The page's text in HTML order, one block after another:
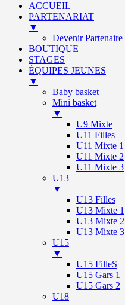
ACCUEIL
PARTENARIAT
▼
Devenir Partenaire
BOUTIQUE
STAGES
ÉQUIPES JEUNES
▼
Baby basket
Mini basket
▼
U9 Mixte
U11 Filles
U11 Mixte 1
U11 Mixte 2
U11 Mixte 3
U13
▼
U13 Filles
U13 Mixte 1
U13 Mixte 2
U13 Mixte 3
U15
▼
U15 FilleS
U15 Gars 1
U15 Gars 2
U18